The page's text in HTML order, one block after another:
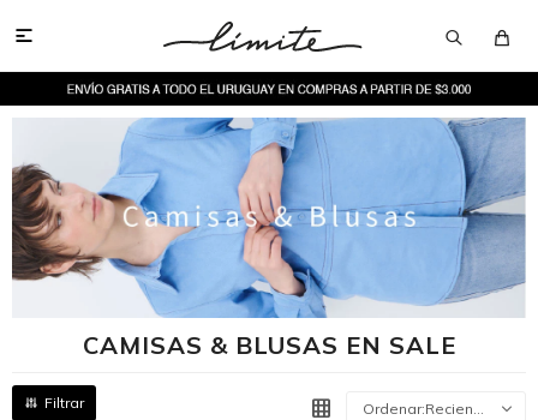

CAMISAS & BLUSAS EN SALE
Recientes